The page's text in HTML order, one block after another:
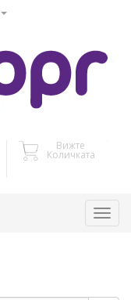
Вижте
Количката